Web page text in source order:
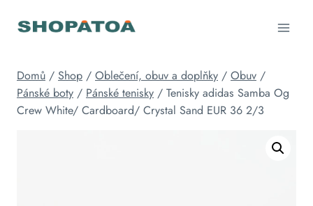
Domů / Shop / Oblečení, obuv a doplňky / Obuv /
Pánské boty / Pánské tenisky / Tenisky adidas Samba Og
Crew White/ Cardboard/ Crystal Sand EUR 36 2/3